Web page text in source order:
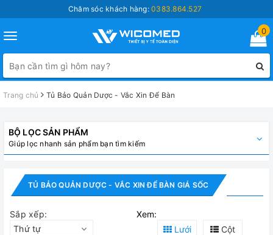
Chăm sóc khách hàng:0383.864.527
Toggle
navigation
0
Trang chủ Tủ Bảo Quản Dược - Vắc Xin Để Bàn
BỘ LỌC SẢN PHẨM
Giúp lọc nhanh sản phẩm bạn tìm kiếm
TỦ BẢO QUẢN DƯỢC - VẮC XIN ĐỂ BÀN GIÁ SỐC
Sắp xếp:
Thứ tự
Xem:
Lưới
Cột